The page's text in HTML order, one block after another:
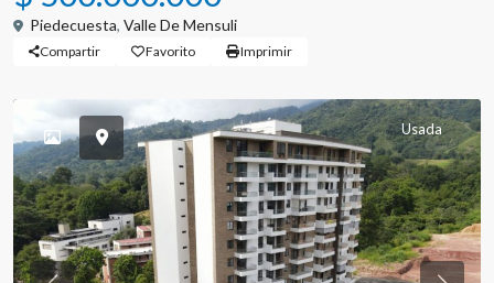
Piedecuesta, Valle De Mensuli
Compartir Favorito Imprimir
Usada